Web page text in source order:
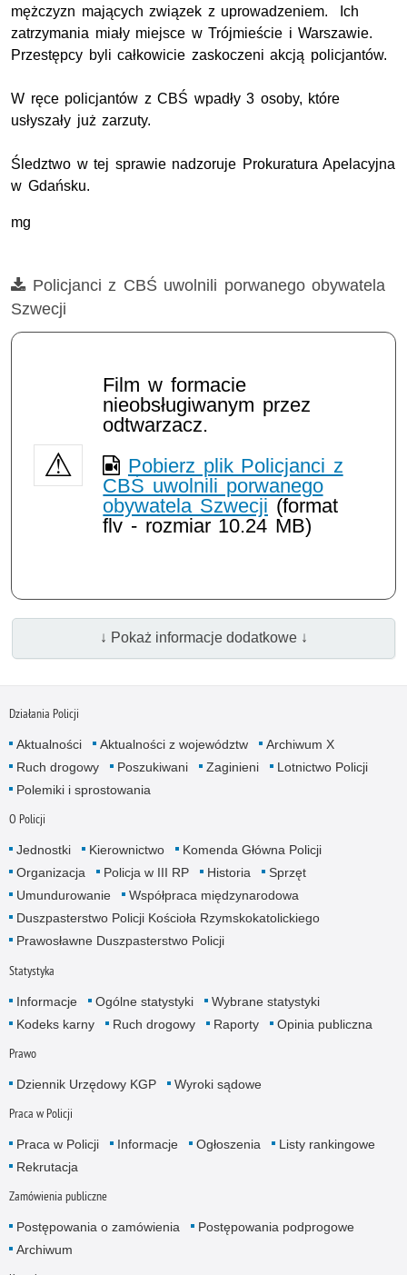
mężczyzn mających związek z uprowadzeniem. Ich
zatrzymania miały miejsce w Trójmieście i Warszawie.
Przestępcy byli całkowicie zaskoczeni akcją policjantów.
W ręce policjantów z CBŚ wpadły 3 osoby, które
usłyszały już zarzuty.
Śledztwo w tej sprawie nadzoruje Prokuratura Apelacyjna
w Gdańsku.
mg
Film
Policjanci z CBŚ uwolnili porwanego obywatela
Szwecji
Opis filmu: cbś, porwania
Film w formacie
nieobsługiwanym przez
odtwarzacz.
Pobierz plik Policjanci z
CBŚ uwolnili porwanego
obywatela Szwecji (format
flv - rozmiar 10.24 MB)
↓ Pokaż informacje dodatkowe ↓
Działania Policji
Aktualności Aktualności z województw
Archiwum X
Ruch drogowy
Poszukiwani Zaginieni
Lotnictwo Policji
Polemiki i sprostowania
O Policji
Jednostki Kierownictwo
Komenda Główna Policji
Organizacja
Policja w III RP Historia
Sprzęt
Umundurowanie
Współpraca międzynarodowa
Duszpasterstwo Policji Kościoła Rzymskokatolickiego
Prawosławne Duszpasterstwo Policji
Statystyka
Informacje Ogólne statystyki
Wybrane statystyki
Kodeks karny
Ruch drogowy Raporty Opinia publiczna
Prawo
Dziennik Urzędowy KGP Wyroki sądowe
Praca w Policji
Praca w Policji Informacje Ogłoszenia
Listy rankingowe
Rekrutacja
Zamówienia publiczne
Postępowania o zamówienia
Postępowania podprogowe
Archiwum